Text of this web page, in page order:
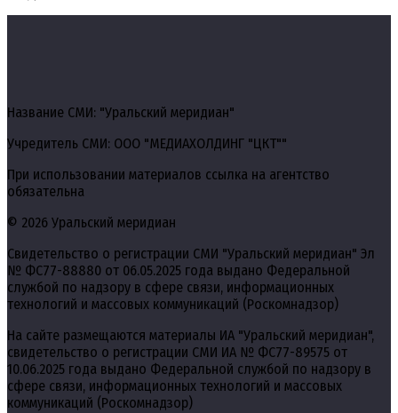
Название СМИ: "Уральский меридиан"
Учредитель СМИ: ООО "МЕДИАХОЛДИНГ "ЦКТ""
При использовании материалов ссылка на агентство
обязательна
© 2026 Уральский меридиан
Свидетельство о регистрации СМИ "Уральский меридиан" Эл
№ ФС77-88880 от 06.05.2025 года выдано Федеральной
службой по надзору в сфере связи, информационных
технологий и массовых коммуникаций (Роскомнадзор)
На сайте размещаются материалы ИА "Уральский меридиан",
свидетельство о регистрации СМИ ИА № ФС77-89575 от
10.06.2025 года выдано Федеральной службой по надзору в
сфере связи, информационных технологий и массовых
коммуникаций (Роскомнадзор)